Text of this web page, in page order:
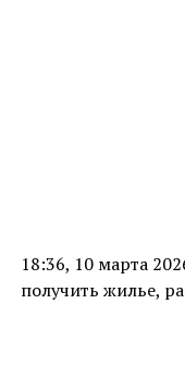
18:36, 10 марта
получить жилье,